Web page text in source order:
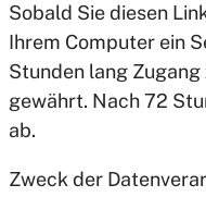
Sobald Sie diesen
Ihrem Computer ein
Stunden lang
gewährt. Nach 72
ab.
Zweck der